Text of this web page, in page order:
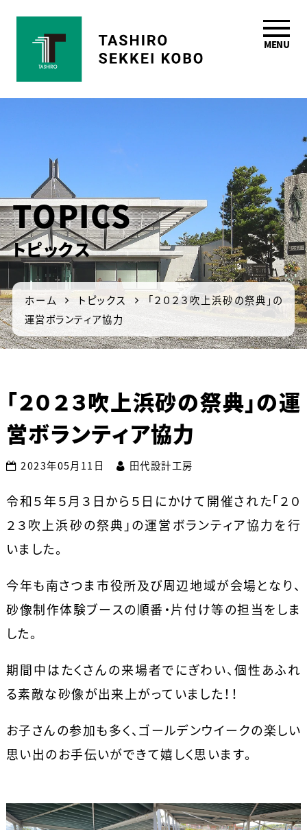
鹿児島の一級建築
MENU
TOPICS
トピックス
ホーム トピックス
「２０２３吹上浜砂の祭典」の
運営ボランティア協力
「２０２３吹上浜砂の祭典」の運
営ボランティア協力
2023年05月11日 田代設計工房
令和５年５月３日から５日にかけて開催された「２０
２３吹上浜砂の祭典」の運営ボランティア協力を行
いました。
今年も南さつま市役所及び周辺地域が会場となり、
砂像制作体験ブースの順番・片付け等の担当をしま
した。
期間中はたくさんの来場者でにぎわい、個性あふれ
る素敵な砂像が出来上がっていました！！
お子さんの参加も多く、ゴールデンウイークの楽しい
思い出のお手伝いができて嬉しく思います。